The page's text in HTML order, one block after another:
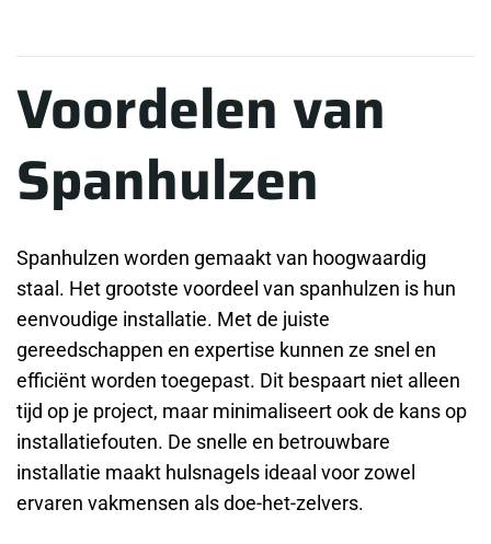
Voordelen van
Spanhulzen
Spanhulzen worden gemaakt van hoogwaardig
staal. Het grootste voordeel van spanhulzen is hun
eenvoudige installatie. Met de juiste
gereedschappen en expertise kunnen ze snel en
efficiënt worden toegepast. Dit bespaart niet alleen
tijd op je project, maar minimaliseert ook de kans op
installatiefouten. De snelle en betrouwbare
installatie maakt hulsnagels ideaal voor zowel
ervaren vakmensen als doe-het-zelvers.